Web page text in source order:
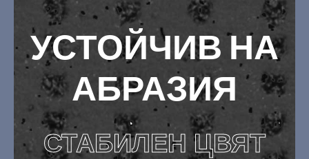
УСТОЙЧИВ НА
АБРАЗИЯ
СТАБИЛЕН ЦВЯТ